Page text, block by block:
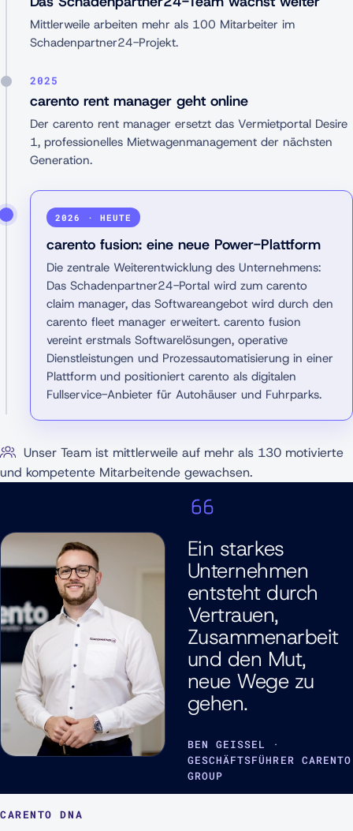
Mittlerweile arbeiten mehr als 100 Mitarbeiter im
Schadenpartner24-Projekt.
2025
carento rent manager geht online
Der carento rent manager ersetzt das Vermietportal Desire
1, professionelles Mietwagenmanagement der nächsten
Generation.
2026 · HEUTE
carento fusion: eine neue Power-Plattform
Die zentrale Weiterentwicklung des Unternehmens:
Das Schadenpartner24-Portal wird zum carento
claim manager, das Softwareangebot wird durch den
carento fleet manager erweitert. carento fusion
vereint erstmals Softwarelösungen, operative
Dienstleistungen und Prozessautomatisierung in einer
Plattform und positioniert carento als digitalen
Fullservice-Anbieter für Autohäuser und Fuhrparks.
Unser Team ist mittlerweile auf mehr als 130 motivierte
und kompetente Mitarbeitende gewachsen.
Ein starkes
Unternehmen
entsteht durch
Vertrauen,
Zusammenarbeit
und den Mut,
neue Wege zu
gehen.
BEN GEISSEL ·
GESCHÄFTSFÜHRER CARENTO
GROUP
CARENTO DNA